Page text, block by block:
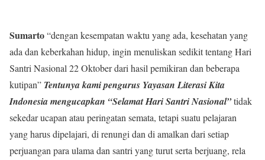
Sumarto“dengan kesempatan waktu yang ada, kesehatan yang
ada dan keberkahan hidup, ingin menuliskan sedikit tentang Hari
Santri Nasional 22 Oktober dari hasil pemikiran dan beberapa
kutipan” Tentunya kami pengurus Yayasan Literasi Kita
Indonesia mengucapkan “Selamat Hari Santri Nasional”tidak
sekedar ucapan atau peringatan semata, tetapi suatu pelajaran
yang harus dipelajari, di renungi dan di amalkan dari setiap
perjuangan para ulama dan santri yang turut serta berjuang, rela